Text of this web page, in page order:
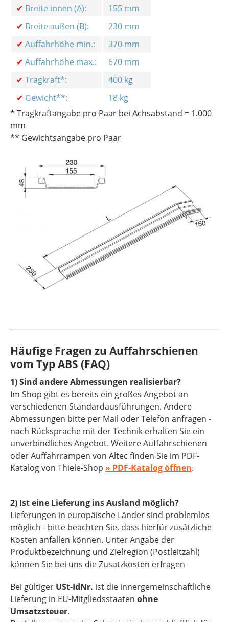
✔ Breite innen (A):
155 mm
✔ Breite außen (B):
230 mm
✔ Auffahrhöhe min.:
370 mm
✔ Auffahrhöhe max.:
670 mm
✔ Tragkraft*:
400 kg
✔ Gewicht**:
18 kg
* Tragkraftangabe pro Paar bei Achsabstand = 1.000
mm
** Gewichtsangabe pro Paar
Häufige Fragen zu Auffahrschienen
vom Typ ABS (FAQ)
1) Sind andere Abmessungen realisierbar?
Im Shop gibt es bereits ein großes Angebot an
verschiedenen Standardausführungen. Andere
Abmessungen bitte per Mail oder Telefon anfragen -
nach Rücksprache mit der Technik erhalten Sie ein
unverbindliches Angebot. Weitere Auffahrschienen
oder Auffahrrampen von Altec finden Sie im PDF-
Katalog von Thiele-Shop » PDF-Katalog öffnen.
2) Ist eine Lieferung ins Ausland möglich?
Lieferungen in europäische Länder sind problemlos
möglich - bitte beachten Sie, dass hierfür zusätzliche
Kosten anfallen können. Unter Angabe der
Produktbezeichnung und Zielregion (Postleitzahl)
können Sie bei uns die Zusatzkosten erfragen
Bei gültiger USt-IdNr. ist die innergemeinschaftliche
Lieferung in EU-Mitgliedsstaaten ohne
Umsatzsteuer.